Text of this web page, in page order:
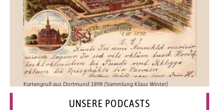
Kartengruß aus Dortmund 1898 (Sammlung Klaus Winter)
UNSERE PODCASTS